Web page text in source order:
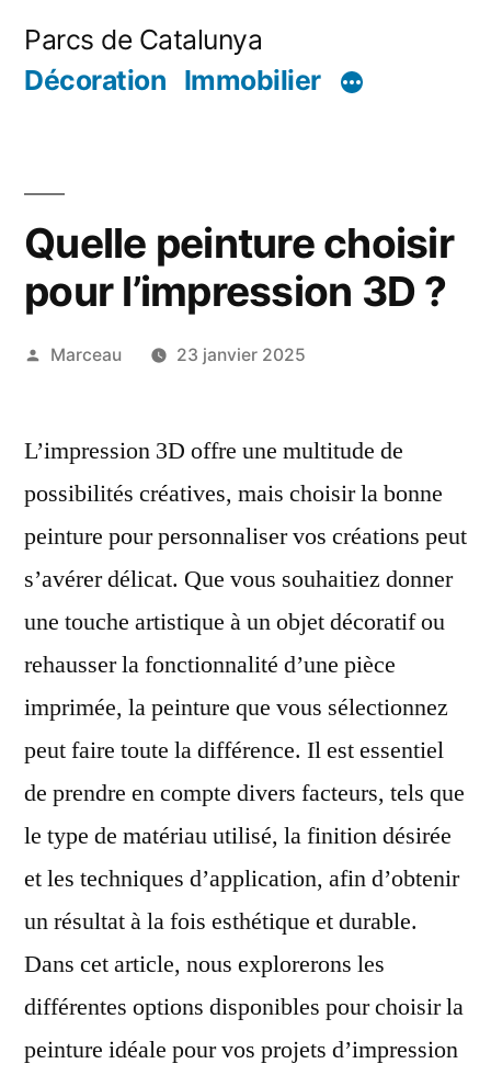
Parcs de Catalunya
Décoration Immobilier
Quelle peinture choisir
pour l’impression 3D ?
Publié
Marceau 23 janvier 2025
L’impression 3D offre une multitude de
possibilités créatives, mais choisir la bonne
peinture pour personnaliser vos créations peut
s’avérer délicat. Que vous souhaitiez donner
une touche artistique à un objet décoratif ou
rehausser la fonctionnalité d’une pièce
imprimée, la peinture que vous sélectionnez
peut faire toute la différence. Il est essentiel
de prendre en compte divers facteurs, tels que
le type de matériau utilisé, la finition désirée
et les techniques d’application, afin d’obtenir
un résultat à la fois esthétique et durable.
Dans cet article, nous explorerons les
différentes options disponibles pour choisir la
peinture idéale pour vos projets d’impression